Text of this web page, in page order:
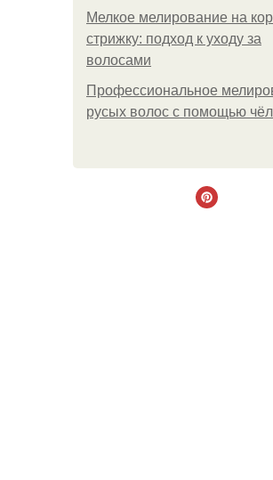
Мелкое мелирование на
стрижку: подход к уходу за
волосами
Профессиональное
русых волос с помощью